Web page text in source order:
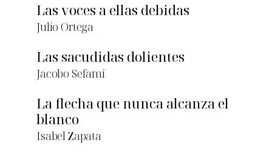
Las voces a ellas debidas
Julio Ortega
Las sacudidas dolientes
Jacobo Sefamí
La flecha que nunca alcanza el
blanco
Isabel Zapata